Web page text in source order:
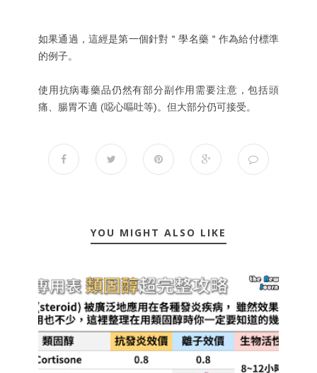
如果通過，這經是第一個針對＂學名藥＂作為給付標準
的例子。
使用抗病毒藥品仍然有部分副作用需要注意，包括頭
痛、腸胃不適 (噁心嘔吐等)。但大部分仍可接受。
YOU MIGHT ALSO LIKE